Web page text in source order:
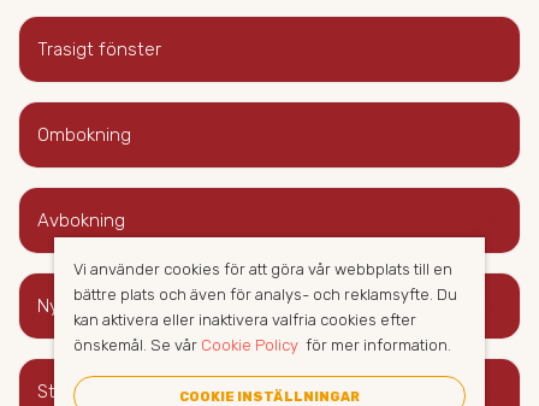
Trasigt fönster
Ombokning
Avbokning
Nycklar
Städutrustning
Vi använder cookies för att göra vår webbplats till en
bättre plats och även för analys- och reklamsyfte. Du
kan aktivera eller inaktivera valfria cookies efter
önskemål. Se vår Cookie Policy för mer information.
COOKIE INSTÄLLNINGAR